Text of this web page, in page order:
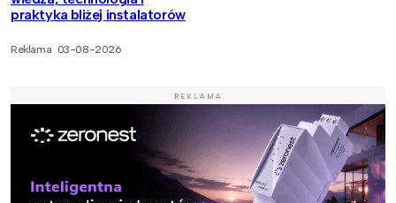
praktyka bliżej instalatorów
Reklama 03-08-2026
REKLAMA